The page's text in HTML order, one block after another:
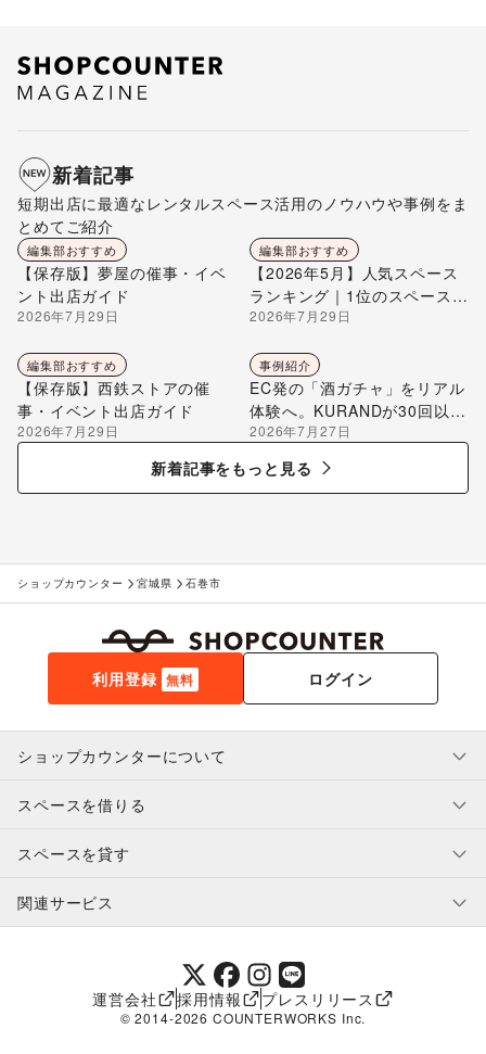
新着記事
短期出店に最適なレンタルスペース活用のノウハウや事例をま
とめてご紹介
編集部おすすめ
【保存版】夢屋の催事・イベ
ント出店ガイド
2026年7月29日
編集部おすすめ
【2026年5月】人気スペース
ランキング｜1位のスペースを
編集部が解説
2026年7月29日
編集部おすすめ
【保存版】西鉄ストアの催
事・イベント出店ガイド
2026年7月29日
事例紹介
EC発の「酒ガチャ」をリアル
体験へ。KURANDが30回以上
のポップアップ出店で届け
る“新しいお酒との出会い”
2026年7月27日
新着記事をもっと見る
ショップカウンター 宮城県 石巻市
利用登録 無料 ログイン
ショップカウンターについて
利用規約・ガイドライン
特定商取引法に基づく表示
補償プログラム
スペースを借りる
スペースを借りたい人へ
ユーザー利用規約
提携パートナー
スペースを貸す
スペースを貸したい方へ
オーナー利用規約
関連サービス
SHOPCOUNTER MAGAZINE
ショップカウンターエンタープライズ
ショップカウンター常設
運営会社 採用情報 プレスリリース
© 2014-2026 COUNTERWORKS Inc.